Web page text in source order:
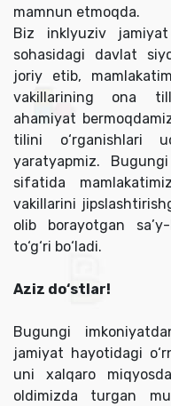
mamnun etmoqda.
Biz inklyuziv
sohasidagi davlat
joriy etib,
vakillarining ona
ahamiyat
tilini o‘rganishlari
yaratyapmiz.
sifatida
vakillarini
olib borayotgan
to‘g‘ri bo‘ladi.
Aziz do‘stlar!
Bugungi
jamiyat hayotidagi
uni xalqaro
oldimizda turgan